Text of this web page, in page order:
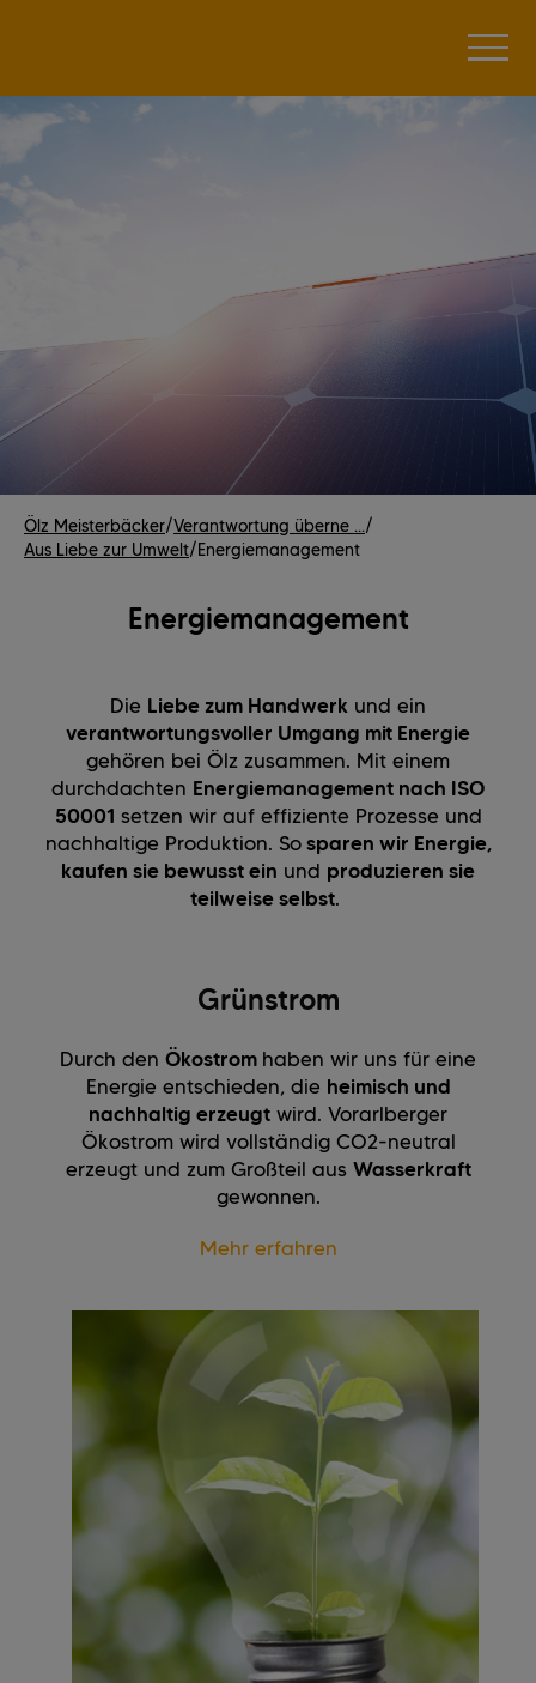
Ölz Meisterbäcker/Verantwortung überne .../
Aus Liebe zur Umwelt/Energiemanagement
Energiemanagement
Die Liebe zum Handwerk und ein
verantwortungsvoller Umgang mit Energie
gehören bei Ölz zusammen. Mit einem
durchdachten Energiemanagement nach ISO
50001​ setzen wir auf effiziente Prozesse und
nachhaltige Produktion. Sosparen wir Energie,
kaufen sie bewusst ein und produzieren sie
teilweise selbst.
Grünstrom
Durch den Ökostrom haben wir uns für eine
Energie entschieden, die heimisch und
nachhaltig erzeugt wird. Vorarlberger
Ökostrom wird vollständig CO2-neutral
erzeugt und zum Großteil aus Wasserkraft
gewonnen.
Mehr erfahren